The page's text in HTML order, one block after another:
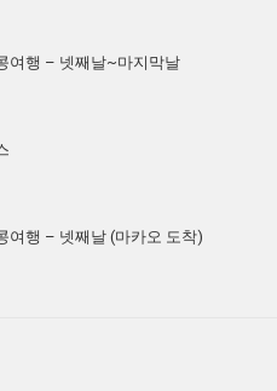
여행 – 넷째날~마지막날
여행 – 넷째날 (마카오 도착)